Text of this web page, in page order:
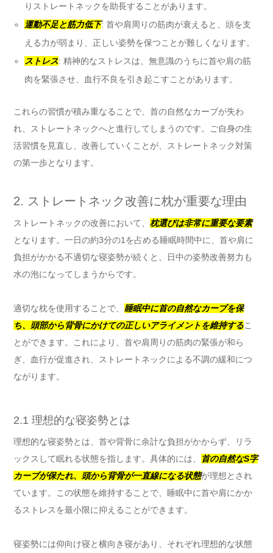
りストレートネックを助長することがあります。
運動不足と筋力低下: 首や肩周りの筋肉が衰えると、頭を支
える力が弱まり、正しい姿勢を保つことが難しくなります。
ストレス: 精神的なストレスは、無意識のうちに首や肩の筋
肉を緊張させ、血行不良を引き起こすことがあります。
これらの習慣が積み重なることで、首の自然なカーブが失わ
れ、ストレートネックへと進行してしまうのです。ご自身の生
活習慣を見直し、改善していくことが、ストレートネック対策
の第一歩となります。
2. ストレートネック改善に枕が重要な理由
ストレートネックの改善において、 枕選びは非常に重要な要素
となります。一日の約3分の1を占める睡眠時間中に、首や肩に
負担がかかる不適切な寝姿勢が続くと、日中の姿勢改善努力も
水の泡になってしまうからです。
適切な枕を使用することで、 睡眠中に首の自然なカーブを保
ち、頭部から背骨にかけての正しいアライメントを維持するこ
とができます。これにより、首や肩周りの筋肉の緊張が和ら
ぎ、血行が促進され、ストレートネックによる不調の緩和につ
ながります。
2.1 理想的な寝姿勢とは
理想的な寝姿勢とは、首や背骨に余計な負担がかからず、リラ
ックスして眠れる状態を指します。具体的には、
首の自然なS字
カーブが保たれ、頭から背骨が一直線になる状態が理想とされ
ています。この状態を維持することで、睡眠中に首や肩にかか
るストレスを最小限に抑えることができます。
寝姿勢には仰向け寝と横向き寝があり、それぞれ理想的な状態